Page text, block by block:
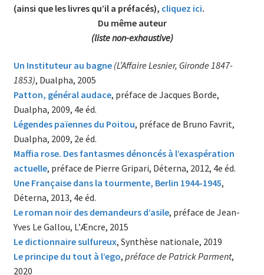
(ainsi que les livres qu’il a préfacés), cliquez ici.
Du même auteur
(liste non-exhaustive)
Un Instituteur au bagne (L’Affaire Lesnier, Gironde 1847-
1853), Dualpha, 2005
Patton, général audace, préface de Jacques Borde,
Dualpha, 2009, 4e éd.
Légendes païennes du Poitou, préface de Bruno Favrit,
Dualpha, 2009, 2e éd.
Maffia rose. Des fantasmes dénoncés à l’exaspération
actuelle, préface de Pierre Gripari, Déterna, 2012, 4e éd.
Une Française dans la tourmente, Berlin 1944-1945,
Déterna, 2013, 4e éd.
Le roman noir des demandeurs d’asile, préface de Jean-
Yves Le Gallou, L’Æncre, 2015
Le dictionnaire sulfureux, Synthèse nationale, 2019
Le principe du tout à l’ego, préface de Patrick Parment,
2020